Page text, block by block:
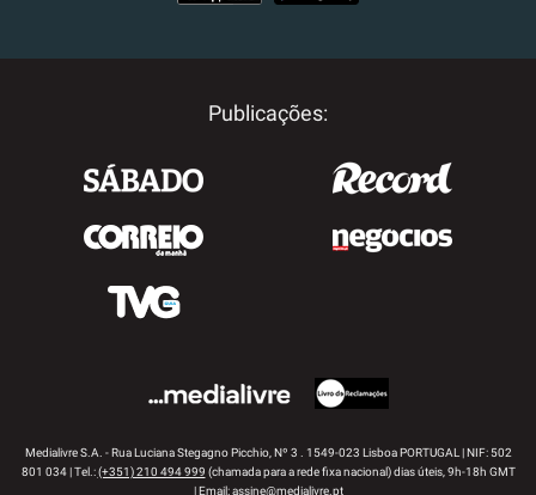
Publicações:
Medialivre S.A. - Rua Luciana Stegagno Picchio, Nº 3 . 1549-023 Lisboa PORTUGAL | NIF: 502
801 034 | Tel.:(+351) 210 494 999 (chamada para a rede fixa nacional) dias úteis, 9h-18h GMT
| Email:assine@medialivre.pt